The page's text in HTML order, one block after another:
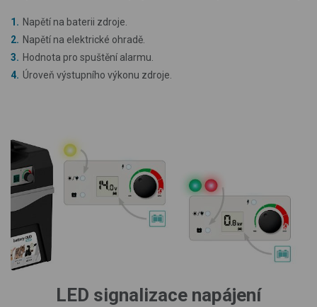
Napětí na baterii zdroje.
Napětí na elektrické ohradě.
Hodnota pro spuštění alarmu.
Úroveň výstupního výkonu zdroje.
LED signalizace napájení